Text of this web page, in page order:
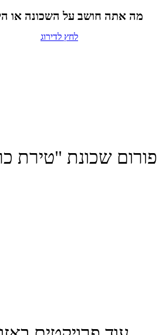
מה אתה חושב על השכונה או
לחץ לדירוג
פורום שכונת "טירת